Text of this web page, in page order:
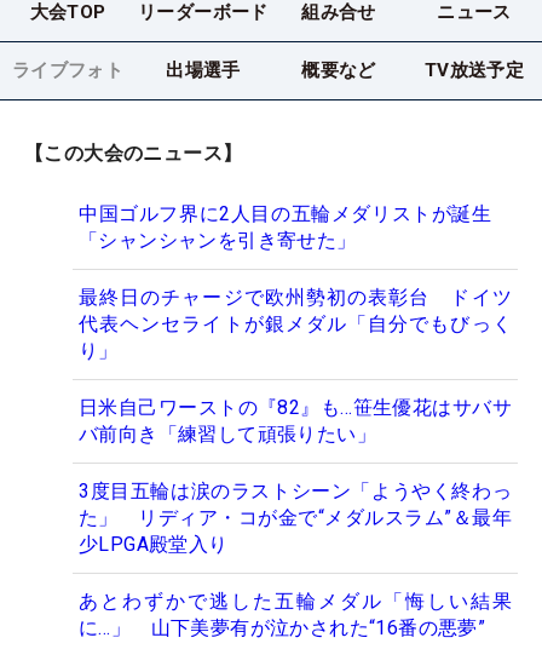
大会TOP リーダーボード 組み合せ ニュース
ライブフォト 出場選手 概要など TV放送予定
【この大会のニュース】
中国ゴルフ界に2人目の五輪メダリストが誕生
「シャンシャンを引き寄せた」
最終日のチャージで欧州勢初の表彰台 ドイツ
代表ヘンセライトが銀メダル「自分でもびっく
り」
日米自己ワーストの『82』も…笹生優花はサバサ
バ前向き「練習して頑張りたい」
3度目五輪は涙のラストシーン「ようやく終わっ
た」 リディア・コが金で“メダルスラム”＆最年
少LPGA殿堂入り
あとわずかで逃した五輪メダル「悔しい結果
に…」 山下美夢有が泣かされた“16番の悪夢”